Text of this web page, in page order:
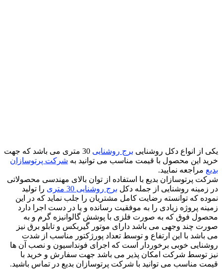
یکی از انواع دکل روشنایی برج روشنایی
30 متری می باشد که جهت
خرید این محصول با قیمت مناسب می توانید به شرکت پرتوسازان
بدیع مراجعه نمایید.
شرکت پرتوسازان بدیع با استفاده از توان بالای مهندسی محصولاتی
در زمینه روشنایی از جمله دکل برج روشنایی 30 متری
را تولید
نموده که توانسته رضایت کامل مشتریان را جلب نماید که در این
زمینه پروژه زیادی را به موفقیت رسانده و یا در دست اجرا دارد
محصول فوق که به صورت فلزی با پوشش گالوانیزه گرم و به
صورت چند وجهی می باشد دارای موتور گیربکس و تابلو برق نیز
می باشد با این ارتفاع و توسط تعداد پورژکتور مناسب از شدت
روشنایی خوبی برخوردار است که اجرای فونداسیون و نصب آن ها
نیز توسط شرکت امکان پذیر می باشد جهت سفارش و خرید با
قیمت مناسب می توانید با شرکت پرتوسازان بدیع در تماس باشید.